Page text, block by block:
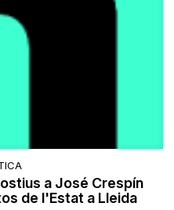
a José Crespín
de l'Estat a Lleida